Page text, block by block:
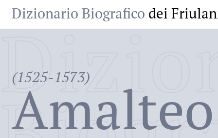
Dizionario Biografico dei
(1525-1573)
Amalteo